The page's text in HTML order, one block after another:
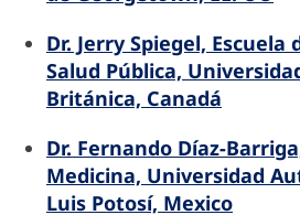
Dr. Jerry Spiegel, Escuela
Salud Pública,
Británica, Canadá
Dr. Fernando Díaz-
Medicina, Universidad
Luis Potosí, Mexico